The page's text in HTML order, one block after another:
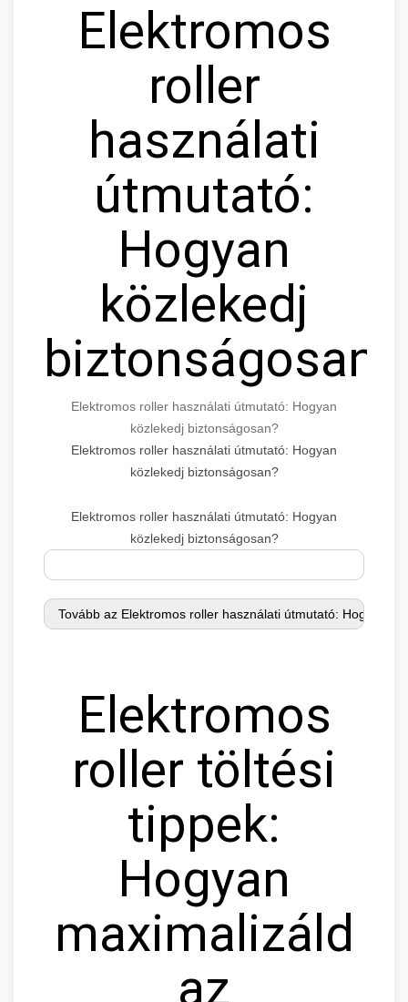
Elektromos
roller
használati
útmutató:
Hogyan
közlekedj
biztonságosan?
Elektromos roller használati útmutató: Hogyan
közlekedj biztonságosan?
Elektromos roller használati útmutató: Hogyan
közlekedj biztonságosan?
Elektromos roller használati útmutató: Hogyan
közlekedj biztonságosan?
Elektromos
roller töltési
tippek:
Hogyan
maximalizáld
az